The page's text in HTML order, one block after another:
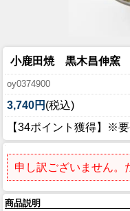
小鹿田焼 黒木昌伸
oy0374900
3,740円 (税込)
【34ポイント獲得】※
申し訳ございません。
商品説明